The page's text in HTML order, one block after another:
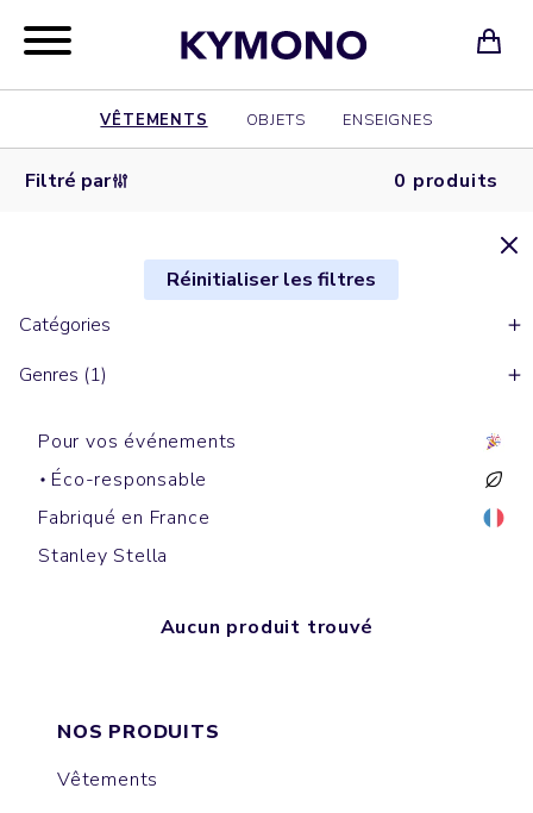
VÊTEMENTS OBJETS ENSEIGNES
Filtré par 0 produits
Réinitialiser les filtres
Catégories
Genres (1)
Pour vos événements
Éco-responsable
Fabriqué en France
Stanley Stella
Aucun produit trouvé
NOS PRODUITS
Vêtements